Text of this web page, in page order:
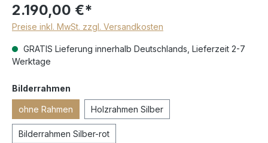
2.190,00 €*
Preise inkl. MwSt. zzgl. Versandkosten
GRATIS Lieferung innerhalb Deutschlands, Lieferzeit 2-7
Werktage
Bilderrahmen
ohne Rahmen Holzrahmen Silber
Bilderrahmen Silber-rot